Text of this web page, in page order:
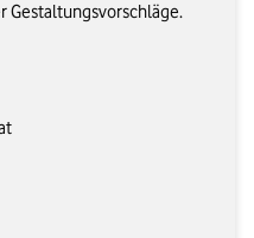
Gestaltungsvorschläge.